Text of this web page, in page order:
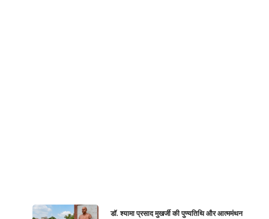
डॉ. श्यामा प्रसाद मुखर्जी की पुण्यतिथि और आत्ममंथन